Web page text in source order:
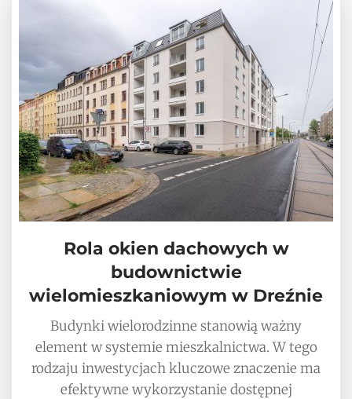
Rola okien dachowych w
budownictwie
wielomieszkaniowym w Dreźnie
Budynki wielorodzinne stanowią ważny
element w systemie mieszkalnictwa. W tego
rodzaju inwestycjach kluczowe znaczenie ma
efektywne wykorzystanie dostępnej